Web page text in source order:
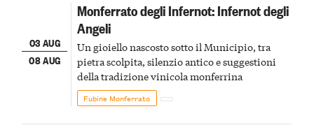
03 AUG
08 AUG
Monferrato degli Infernot: Infernot degli
Angeli
Un gioiello nascosto sotto il Municipio, tra
pietra scolpita, silenzio antico e suggestioni
della tradizione vinicola monferrina
Fubine Monferrato